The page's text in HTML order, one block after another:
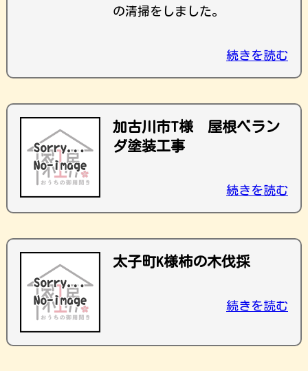
の清掃をしました。
続きを読む
加古川市T様 屋根ベラン
ダ塗装工事
続きを読む
太子町K様柿の木伐採
続きを読む